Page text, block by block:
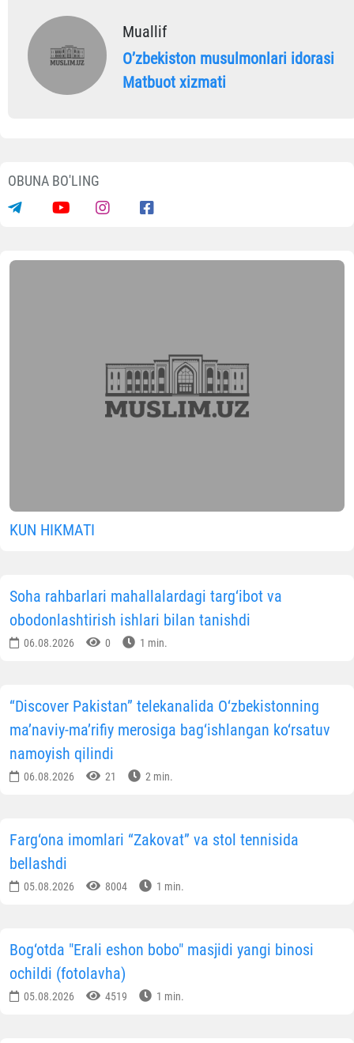
Muallif
Oʼzbekiston musulmonlari idorasi
Matbuot xizmati
OBUNA BO'LING
KUN HIKMATI
Soha rahbarlari mahallalardagi targ‘ibot va
obodonlashtirish ishlari bilan tanishdi
06.08.2026 0 1 min.
“Discover Pakistan” telekanalida O‘zbekistonning
ma’naviy-ma’rifiy merosiga bag‘ishlangan ko‘rsatuv
namoyish qilindi
06.08.2026 21 2 min.
Farg‘ona imomlari “Zakovat” va stol tennisida
bellashdi
05.08.2026 8004 1 min.
Bog‘otda "Erali eshon bobo" masjidi yangi binosi
ochildi (fotolavha)
05.08.2026 4519 1 min.